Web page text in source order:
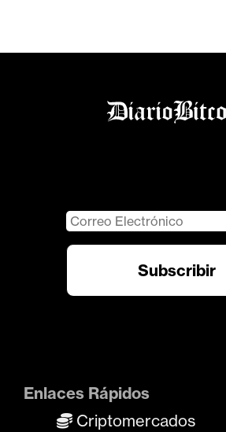
Enlaces Rápidos
Criptomercados